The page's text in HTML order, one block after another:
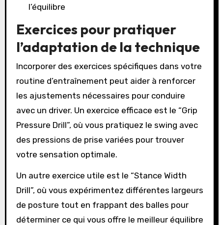
l’équilibre
Exercices pour pratiquer
l’adaptation de la technique
Incorporer des exercices spécifiques dans votre
routine d’entraînement peut aider à renforcer
les ajustements nécessaires pour conduire
avec un driver. Un exercice efficace est le “Grip
Pressure Drill”, où vous pratiquez le swing avec
des pressions de prise variées pour trouver
votre sensation optimale.
Un autre exercice utile est le “Stance Width
Drill”, où vous expérimentez différentes largeurs
de posture tout en frappant des balles pour
déterminer ce qui vous offre le meilleur équilibre